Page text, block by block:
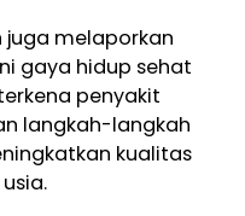
juga melaporkan
gaya hidup sehat
penyakit
langkah-langkah
kualitas